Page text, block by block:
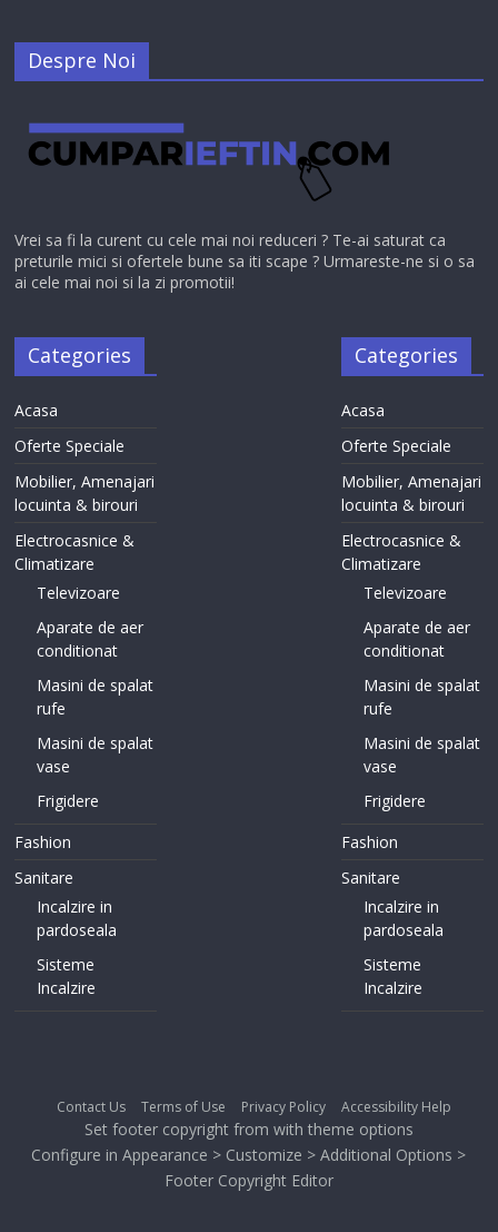
Despre Noi
Vrei sa fi la curent cu cele mai noi reduceri ? Te-ai saturat ca
preturile mici si ofertele bune sa iti scape ? Urmareste-ne si o sa
ai cele mai noi si la zi promotii!
Categories
Acasa
Oferte Speciale
Mobilier, Amenajari
locuinta & birouri
Electrocasnice &
Climatizare
Televizoare
Aparate de aer
conditionat
Masini de spalat
rufe
Masini de spalat
vase
Frigidere
Fashion
Sanitare
Incalzire in
pardoseala
Sisteme
Incalzire
Categories
Acasa
Oferte Speciale
Mobilier, Amenajari
locuinta & birouri
Electrocasnice &
Climatizare
Televizoare
Aparate de aer
conditionat
Masini de spalat
rufe
Masini de spalat
vase
Frigidere
Fashion
Sanitare
Incalzire in
pardoseala
Sisteme
Incalzire
Contact Us Terms of Use Privacy Policy Accessibility Help
Set footer copyright from with theme options
Configure in Appearance > Customize > Additional Options >
Footer Copyright Editor